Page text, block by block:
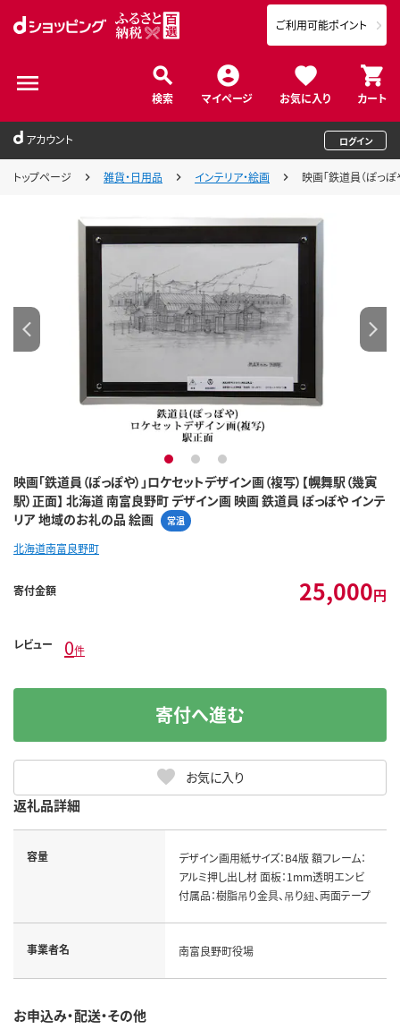
検索 マイページ お気に入り カート
ご利用可能ポイント
アカウント ログイン
トップページ 雑貨・日用品 インテリア・絵画 映画「鉄道員（ぽっ
映画「鉄道員（ぽっぽや）」ロケセットデザイン画（複写）【幌舞駅（幾寅
駅）正面】 北海道 南富良野町 デザイン画 映画 鉄道員 ぽっぽや インテ
リア 地域のお礼の品 絵画
常温
1 2 3
北海道南富良野町
寄付金額 25,000円
レビュー 0件
お気に入り
寄付へ進む
返礼品詳細
容量
デザイン画用紙サイズ：B4版 額フレーム：
アルミ押し出し材 面板：1mm透明エンビ
付属品：樹脂吊り金具、吊り紐、両面テープ
事業者名 南富良野町役場
お申込み・配送・その他